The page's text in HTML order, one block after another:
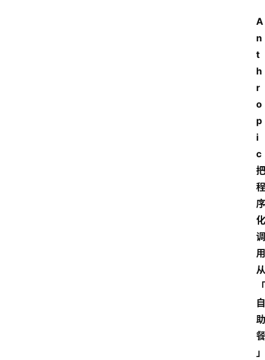
A
n
t
h
r
o
p
i
c
把
程
序
化
调
用
从
「
自
助
餐
」